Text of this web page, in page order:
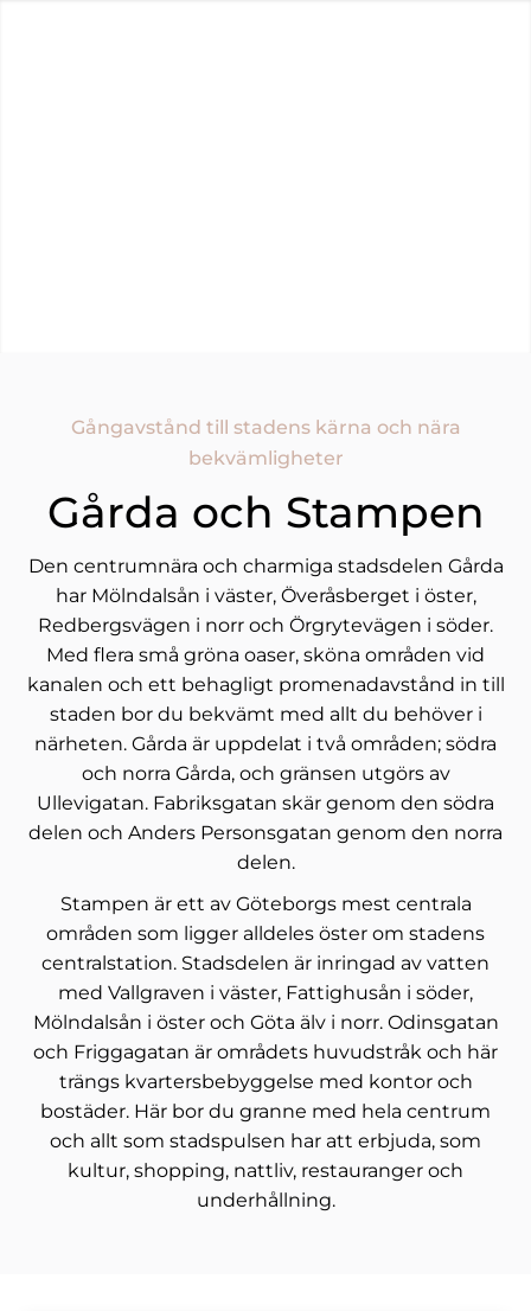
Gångavstånd till stadens kärna och nära
bekvämligheter
Gårda och Stampen
Den centrumnära och charmiga stadsdelen Gårda
har Mölndalsån i väster, Överåsberget i öster,
Redbergsvägen i norr och Örgrytevägen i söder.
Med flera små gröna oaser, sköna områden vid
kanalen och ett behagligt promenadavstånd in till
staden bor du bekvämt med allt du behöver i
närheten. Gårda är uppdelat i två områden; södra
och norra Gårda, och gränsen utgörs av
Ullevigatan. Fabriksgatan skär genom den södra
delen och Anders Personsgatan genom den norra
delen.
Stampen är ett av Göteborgs mest centrala
områden som ligger alldeles öster om stadens
centralstation. Stadsdelen är inringad av vatten
med Vallgraven i väster, Fattighusån i söder,
Mölndalsån i öster och Göta älv i norr. Odinsgatan
och Friggagatan är områdets huvudstråk och här
trängs kvartersbebyggelse med kontor och
bostäder. Här bor du granne med hela centrum
och allt som stadspulsen har att erbjuda, som
kultur, shopping, nattliv, restauranger och
underhållning.